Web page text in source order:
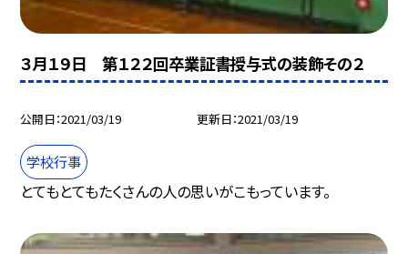
３月１９日 第１２２回卒業証書授与式の装飾その２
公開日 2021/03/19 更新日 2021/03/19
学校行事
とてもとてもたくさんの人の思いがこもっています。